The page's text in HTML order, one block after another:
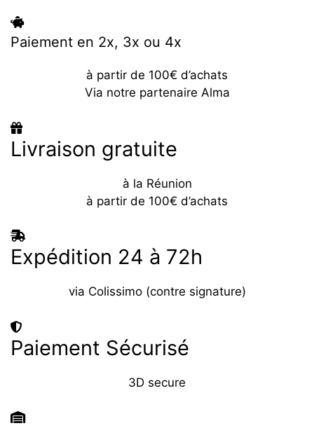
Paiement en 2x, 3x ou 4x
à partir de 100€ d’achats
Via notre partenaire Alma
Livraison gratuite
à la Réunion
à partir de 100€ d’achats
Expédition 24 à 72h
via Colissimo (contre signature)
Paiement Sécurisé
3D secure